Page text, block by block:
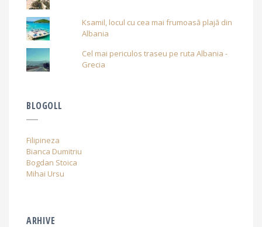
Ksamil, locul cu cea mai frumoasă plajă din
Albania
Cel mai periculos traseu pe ruta Albania -
Grecia
BLOGOLL
Filipineza
Bianca Dumitriu
Bogdan Stoica
Mihai Ursu
ARHIVE